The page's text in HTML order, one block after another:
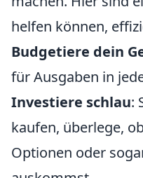
helfen können,
Budgetiere dein
für Ausgaben in
Investiere schlau:
kaufen, überlege,
Optionen oder